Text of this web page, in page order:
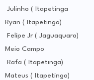
Julinho ( Itapetinga
Ryan ( Itapetinga)
Felipe Jr ( Jaguaquara)
Meio Campo
Rafa ( Itapetinga)
Mateus ( Itapetinga)